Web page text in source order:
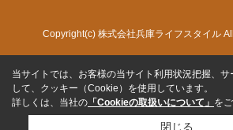
Copyright(c) 株式会社兵庫ライフスタイル
当サイトでは、お客様の当サイト利用状況把握、サ
して、クッキー（Cookie）を使用しています。
詳しくは、当社の 「Cookieの取扱いについて」 を
閉じる